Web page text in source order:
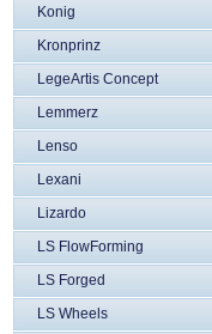
Konig
Kronprinz
LegeArtis Concept
Lemmerz
Lenso
Lexani
Lizardo
LS FlowForming
LS Forged
LS Wheels